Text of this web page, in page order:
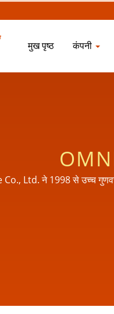
मुख पृष्ठ कंपनी
Ltd. ने 1998 से उच्च गुणवत्ता